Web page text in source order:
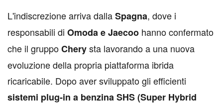
L'indiscrezione arriva dallaSpagna, dove i
responsabili di Omoda e Jaecoo hanno confermato
che il gruppoCherysta lavorando a una nuova
evoluzione della propria piattaforma ibrida
ricaricabile. Dopo aver sviluppato gli efficienti
sistemi plug-in a benzina SHS (Super Hybrid